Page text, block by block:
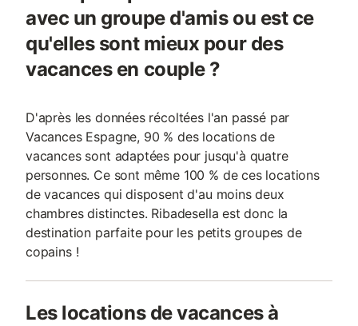
avec un groupe d'amis ou est ce
qu'elles sont mieux pour des
vacances en couple ?
D'après les données récoltées l'an passé par
Vacances Espagne, 90 % des locations de
vacances sont adaptées pour jusqu'à quatre
personnes. Ce sont même 100 % de ces locations
de vacances qui disposent d'au moins deux
chambres distinctes. Ribadesella est donc la
destination parfaite pour les petits groupes de
copains !
Les locations de vacances à